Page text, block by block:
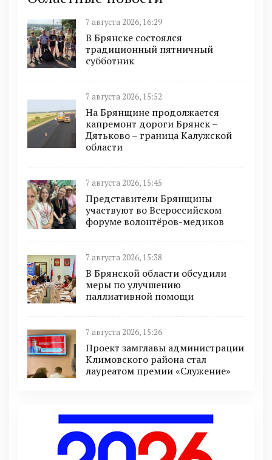
7 августа 2026, 16:29
В Брянске состоялся
традиционный пятничный
субботник
7 августа 2026, 15:52
На Брянщине продолжается
капремонт дороги Брянск –
Дятьково – граница Калужской
области
7 августа 2026, 15:45
Представители Брянщины
участвуют во Всероссийском
форуме волонтёров-медиков
7 августа 2026, 15:38
В Брянской области обсудили
меры по улучшению
паллиативной помощи
7 августа 2026, 15:26
Проект замглавы администрации
Климовского района стал
лауреатом премии «Служение»